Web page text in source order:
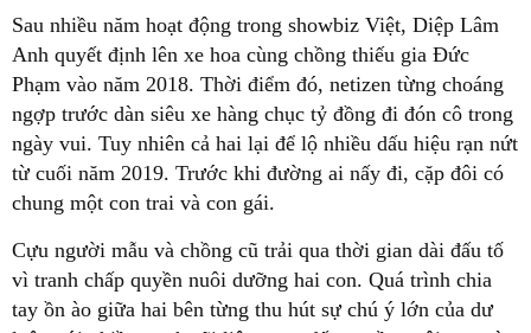
Sau nhiều năm hoạt động trong showbiz Việt, Diệp Lâm
Anh quyết định lên xe hoa cùng chồng thiếu gia Đức
Phạm vào năm 2018. Thời điểm đó, netizen từng choáng
ngợp trước dàn siêu xe hàng chục tỷ đồng đi đón cô trong
ngày vui. Tuy nhiên cả hai lại để lộ nhiều dấu hiệu rạn nứt
từ cuối năm 2019. Trước khi đường ai nấy đi, cặp đôi có
chung một con trai và con gái.
Cựu người mẫu và chồng cũ trải qua thời gian dài đấu tố
vì tranh chấp quyền nuôi dưỡng hai con. Quá trình chia
tay ồn ào giữa hai bên từng thu hút sự chú ý lớn của dư